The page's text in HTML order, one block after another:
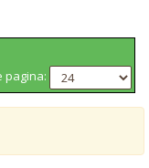
pagina: